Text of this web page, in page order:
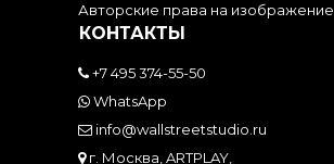
Авторские права на изображение
КОНТАКТЫ
+7 495 374-55-50
WhatsApp
info@wallstreetstudio.ru
г. Москва, ARTPLAY,